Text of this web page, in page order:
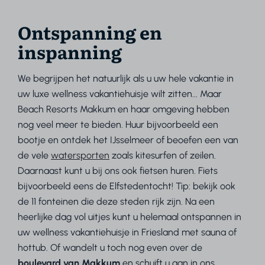
Ontspanning en
inspanning
We begrijpen het natuurlijk als u uw hele vakantie in
uw luxe wellness vakantiehuisje wilt zitten... Maar
Beach Resorts Makkum en haar omgeving hebben
nog veel meer te bieden. Huur bijvoorbeeld een
bootje en ontdek het IJsselmeer of beoefen een van
de velewatersporten zoals kitesurfen of zeilen.
Daarnaast kunt u bij ons ook fietsen huren. Fiets
bijvoorbeeld eens de Elfstedentocht! Tip: bekijk ook
de 11 fonteinen die deze steden rijk zijn. Na een
heerlijke dag vol uitjes kunt u helemaal ontspannen in
uw wellness vakantiehuisje in Friesland met sauna of
hottub. Of wandelt u toch nog even over de
boulevard van Makkum en schuift u aan in ons